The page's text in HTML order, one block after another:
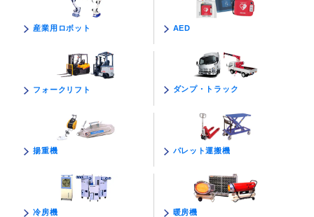
産業用ロボット AED
フォークリフト ダンプ・トラック
揚重機 パレット運搬機
冷房機 暖房機